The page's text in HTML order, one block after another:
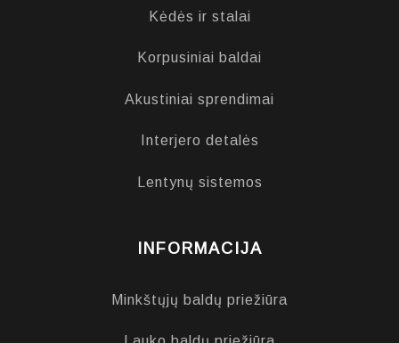
Kėdės ir stalai
Korpusiniai baldai
Akustiniai sprendimai
Interjero detalės
Lentynų sistemos
INFORMACIJA
Minkštųjų baldų priežiūra